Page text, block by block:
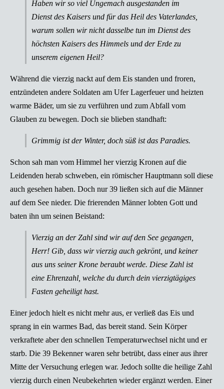
Haben wir so viel Ungemach ausgestanden im
Dienst des Kaisers und für das Heil des Vaterlandes,
warum sollen wir nicht dasselbe tun im Dienst des
höchsten Kaisers des Himmels und der Erde zu
unserem eigenen Heil?
Während die vierzig nackt auf dem Eis standen und froren,
entzündeten andere Soldaten am Ufer Lagerfeuer und heizten
warme Bäder, um sie zu verführen und zum Abfall vom
Glauben zu bewegen. Doch sie blieben standhaft:
Grimmig ist der Winter, doch süß ist das Paradies.
Schon sah man vom Himmel her vierzig Kronen auf die
Leidenden herab schweben, ein römischer Hauptmann soll diese
auch gesehen haben. Doch nur 39 ließen sich auf die Männer
auf dem See nieder. Die frierenden Männer lobten Gott und
baten ihn um seinen Beistand:
Vierzig an der Zahl sind wir auf den See gegangen,
Herr! Gib, dass wir vierzig auch gekrönt, und keiner
aus uns seiner Krone beraubt werde. Diese Zahl ist
eine Ehrenzahl, welche du durch dein vierzigtägiges
Fasten geheiligt hast.
Einer jedoch hielt es nicht mehr aus, er verließ das Eis und
sprang in ein warmes Bad, das bereit stand. Sein Körper
verkraftete aber den schnellen Temperaturwechsel nicht und er
starb. Die 39 Bekenner waren sehr betrübt, dass einer aus ihrer
Mitte der Versuchung erlegen war. Jedoch sollte die heilige Zahl
vierzig durch einen Neubekehrten wieder ergänzt werden. Einer